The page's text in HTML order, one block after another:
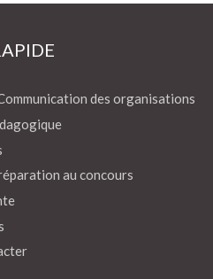
des organisations
au concours